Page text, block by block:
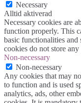
Necessary
Alltid aktiverad
Necessary cookies are
function properly. This
basic functionalities and
cookies do not store
Non-necessary
Non-necessary
Any cookies that may
to function and is used
analytics, ads, other